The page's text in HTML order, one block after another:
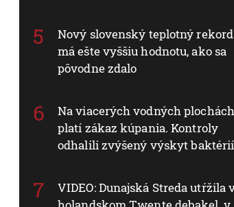
Nový slovenský teplotný rekord
má ešte vyššiu hodnotu, ako sa
pôvodne zdalo
Na viacerých vodných plochách
platí zákaz kúpania. Kontroly
odhalili zvýšený výskyt baktérií
VIDEO: Dunajská Streda utŕžila